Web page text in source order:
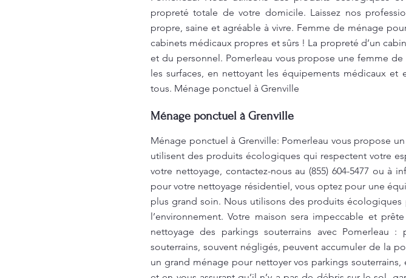
propreté totale de votre domicile. Laissez nos
propre, saine et agréable à vivre. Femme de ménage
cabinets médicaux propres et sûrs ! La propreté d’un
et du personnel. Pomerleau vous propose une femme
les surfaces, en nettoyant les équipements médicaux
tous. Ménage ponctuel à Grenville
Ménage ponctuel à Grenville
Ménage ponctuel à Grenville: Pomerleau vous propose
utilisent des produits écologiques qui respectent votre
votre nettoyage, contactez-nous au (855) 604-5477 ou à
pour votre nettoyage résidentiel, vous optez pour une
plus grand soin. Nous utilisons des produits
l’environnement. Votre maison sera impeccable et
nettoyage des parkings souterrains avec Pomerleau
souterrains, souvent négligés, peuvent accumuler de la
un grand ménage pour nettoyer vos parkings